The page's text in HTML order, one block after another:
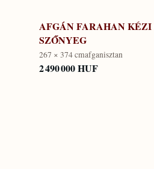
AFGÁN FARAHAN KÉZI
SZŐNYEG
267 × 374 cmafganisztan
2 490 000 HUF